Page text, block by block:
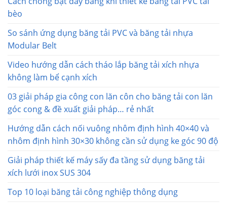
bèo
So sánh ứng dụng băng tải PVC và băng tải nhựa
Modular Belt
Video hướng dẫn cách tháo lắp băng tải xích nhựa
không làm bể cạnh xích
03 giải pháp gia công con lăn côn cho băng tải con lăn
góc cong & đề xuất giải pháp… rẻ nhất
Hướng dẫn cách nối vuông nhôm định hình 40×40 và
nhôm định hình 30×30 không cần sử dụng ke góc 90 độ
Giải pháp thiết kế máy sấy đa tầng sử dụng băng tải
xích lưới inox SUS 304
Top 10 loại băng tải công nghiệp thông dụng